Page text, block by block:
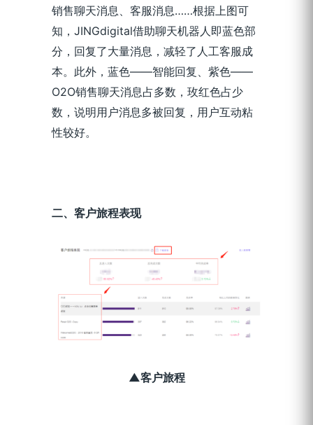
销售聊天消息、客服消息……根据上图可
知，JINGdigital借助聊天机器人即蓝色部
分，回复了大量消息，减轻了人工客服成
本。此外，蓝色——智能回复、紫色——
O2O销售聊天消息占多数，玫红色占少
数，说明用户消息多被回复，用户互动粘
性较好。
二、客户旅程表现
▲客户旅程